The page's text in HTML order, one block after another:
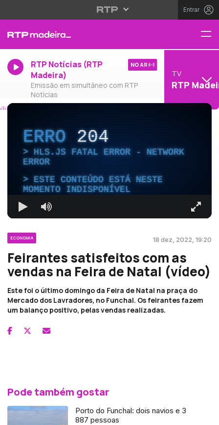
Entrar
RTP Notícias (RTP
Madeira)
Emissão em simultâneo com RTP
Notícias
NO AR
TV
RTP
ERRO204
HLS.JS FATAL ERROR - NETWORK
ERROR
ESTE CONTEÚDO ESTÁ NESTE
MOMENTO INDISPONÍVEL
ECONOMIA 18 dez, 2022, 19:20
Feirantes satisfeitos com as
vendas na Feira de Natal (vídeo)
Este foi o último domingo da Feira de Natal na praça do
Mercado dos Lavradores, no Funchal. Os feirantes fazem
um balanço positivo, pelas vendas realizadas.
Pode também gostar
Porto do Funchal: dois navios e 3
887 pessoas